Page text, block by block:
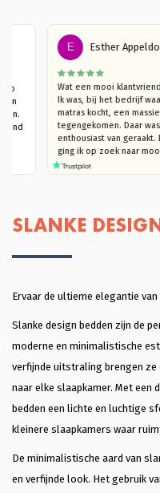
slaap
een
bed, vind
E Esther
Wat een mooi
Ik was, bij het
matras kocht, een
tegengekomen.
enthousiast van
ging ik op zoek
houten bedden
te ervaren. Ik trof
totdat je helemaal
staan. Dat vond ik
heel mooi bed
gekocht die heel
een matras had.
mee. En dank je
en
met je mooie
SLANKE
Ervaar de ultieme elegantie
Slanke design bedden zijn de
moderne en minimalistische
verfijnde uitstraling brengen
naar elke slaapkamer. Met een
bedden een lichte en luchtige
kleinere slaapkamers waar
De minimalistische aard van
en verfijnde look. Het gebruik